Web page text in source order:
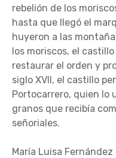
rebelión de los
hasta que llegó el
huyeron a las
los moriscos, el
restaurar el orden y
siglo XVII, el castillo
Portocarrero, quien lo
granos que recibía
señoriales.
María Luisa